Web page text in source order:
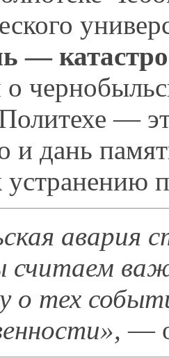
—
о
—
и дань
устранению
авария
считаем
о тех
—